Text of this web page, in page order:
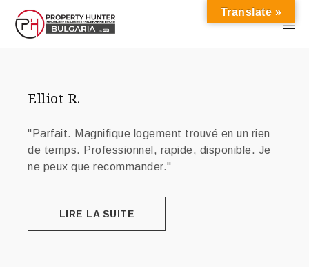
Elliot R.
"Parfait. Magnifique logement trouvé en un rien
de temps. Professionnel, rapide, disponible. Je
ne peux que recommander."
LIRE LA SUITE
Translate »